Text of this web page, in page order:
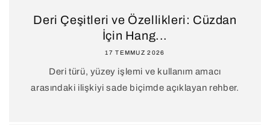
Deri Çeşitleri ve Özellikleri: Cüzdan
İçin Hang...
17 TEMMUZ 2026
Deri türü, yüzey işlemi ve kullanım amacı
arasındaki ilişkiyi sade biçimde açıklayan rehber.